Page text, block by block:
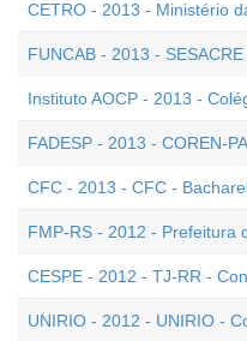
CETRO - 2013 - Ministério
FUNCAB - 2013 -
Instituto AOCP - 2013 -
FADESP - 2013 - COREN-
CFC - 2013 - CFC -
FMP-RS - 2012 - Prefeitura
CESPE - 2012 - TJ-RR -
UNIRIO - 2012 - UNIRIO -